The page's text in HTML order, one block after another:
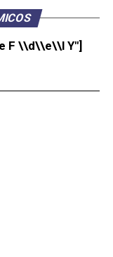
F \\d\\e\\l Y"]